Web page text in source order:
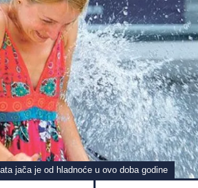
jača je od hladnoće u ovo doba godine